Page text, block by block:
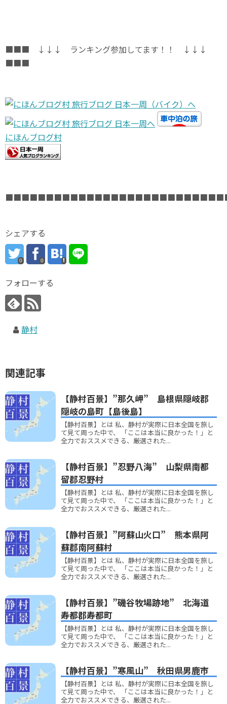
■■■ ↓↓↓ ランキング参加してます！！ ↓↓↓
■■■
にほんブログ村
シェアする
0 0
フォローする
静村
関連記事
【静村百景】”那久岬” 島根県隠岐郡
隠岐の島町【島後島】
【静村百景】とは 私、静村が実際に日本全国を旅し
て見て周った中で、 「ここは本当に良かった！」と
全力でおススメできる、厳選された...
【静村百景】”忍野八海” 山梨県南都
留郡忍野村
【静村百景】とは 私、静村が実際に日本全国を旅し
て見て周った中で、 「ここは本当に良かった！」と
全力でおススメできる、厳選された...
【静村百景】”阿蘇山火口” 熊本県阿
蘇郡南阿蘇村
【静村百景】とは 私、静村が実際に日本全国を旅し
て見て周った中で、 「ここは本当に良かった！」と
全力でおススメできる、厳選された...
【静村百景】”磯谷牧場跡地” 北海道
寿都郡寿都町
【静村百景】とは 私、静村が実際に日本全国を旅し
て見て周った中で、 「ここは本当に良かった！」と
全力でおススメできる、厳選された...
【静村百景】”寒風山” 秋田県男鹿市
【静村百景】とは 私、静村が実際に日本全国を旅し
て見て周った中で、 「ここは本当に良かった！」と
全力でおススメできる、厳選された...